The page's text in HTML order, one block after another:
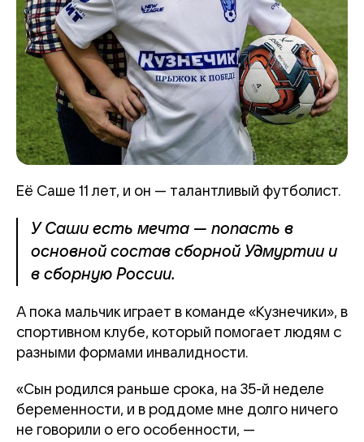
Её Саше 11 лет, и он — талантливый футболист.
У Саши есть мечта — попасть в
основной состав сборной Удмуртии и
в сборную России.
А пока мальчик играет в команде «Кузнечики», в
спортивном клубе, который помогает людям с
разными формами инвалидности.
«Сын родился раньше срока, на 35-й неделе
беременности, и в роддоме мне долго ничего
не говорили о его особенности, —